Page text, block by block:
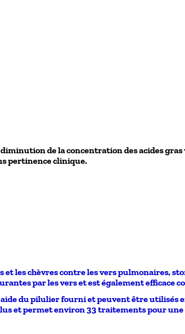
de la concentration des acides
pertinence clinique.
les chèvres contre les vers pulmonaires,
par les vers et est également efficace
du pilulier fourni et peuvent être utilisés
et permet environ 33 traitements pour